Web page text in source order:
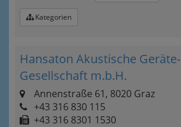
Kategorien
Hansaton Akustische Geräte-
Gesellschaft m.b.H.
Annenstraße 61, 8020 Graz
+43 316 830 115
+43 316 8301 1530